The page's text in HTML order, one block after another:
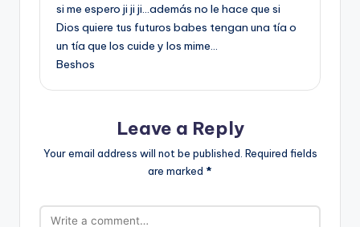
si me espero ji ji ji…además no le hace que si
Dios quiere tus futuros babes tengan una tí­a o
un tí­a que los cuide y los mime…
Beshos
Leave a Reply
Your email address will not be published. Required fields
are marked *